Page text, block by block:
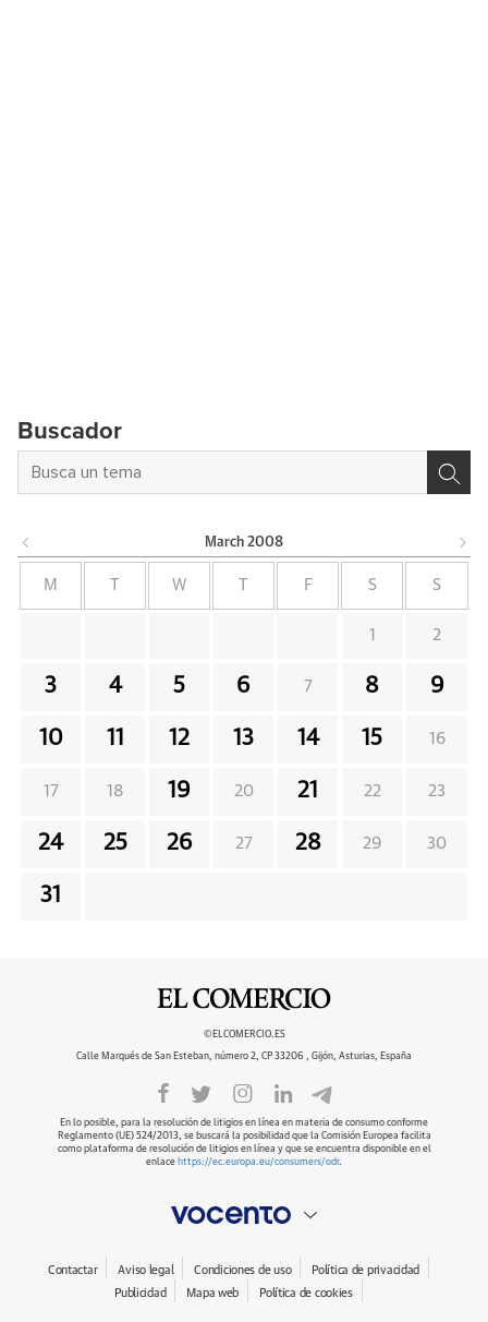
Buscador
March 2008
M W F S S
1 2
3 4 5 6 7 8 9
10 11 12 13 14 15 16
17 18 19 20 21 22 23
24 25 26 27 28 29 30
31
©ELCOMERCIO.ES
Calle Marqués de San Esteban, número 2, CP 33206 , Gijón, Asturias, España
En lo posible, para la resolución de litigios en línea en materia de consumo conforme
Reglamento (UE) 524/2013, se buscará la posibilidad que la Comisión Europea facilita
como plataforma de resolución de litigios en línea y que se encuentra disponible en el
enlace https://ec.europa.eu/consumers/odr.
Contactar Aviso legal Condiciones de uso
Política de privacidad
Publicidad
Mapa web Política de cookies